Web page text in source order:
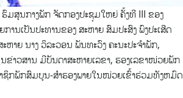
ສູນກາງພັກ ຈັດກອງປະຊຸມໃຫຍ່ ຄັ້ງທີ III ຂອງ
ນເປັນປະທານຂອງ ສະຫາຍ ສົມປະສົງ ພົງປະເສີດ
າຍ ນາງ ວິລະວອນ ພັນທະວົງ ຄະນະປະຈໍາພັກ,
ຂ່າວສານ ມີບັນດາສະຫາຍເລຂາ, ຮອງເລຂາໜ່ວຍພັກ
າຊິກພັກສົມບູນ-ສໍາຮອງພາຍໃນໜ່ວຍເຂົ້າຮ່ວມທັງຫມົດ